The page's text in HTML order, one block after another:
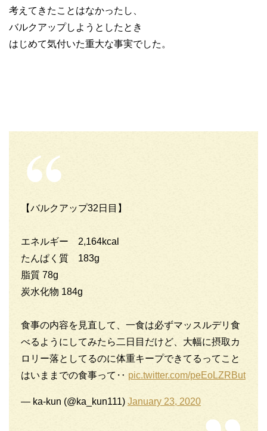
考えてきたことはなかったし、
バルクアップしようとしたとき
はじめて気付いた重大な事実でした。
【バルクアップ32日目】
エネルギー 2,164kcal
たんぱく質 183g
脂質 78g
炭水化物 184g
食事の内容を見直して、一食は必ずマッスルデリ食
べるようにしてみたら二日目だけど、大幅に摂取カ
ロリー落としてるのに体重キープできてるってこと
はいままでの食事って‥ pic.twitter.com/peEoLZRBut
— ka-kun (@ka_kun111) January 23, 2020